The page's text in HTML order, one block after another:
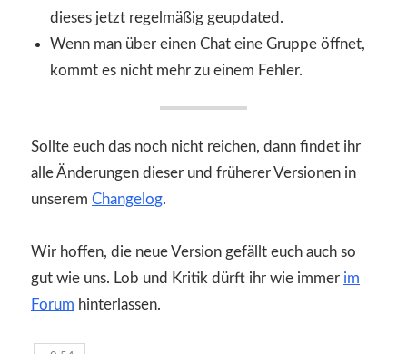
dieses jetzt regelmäßig geupdated.
Wenn man über einen Chat eine Gruppe öffnet,
kommt es nicht mehr zu einem Fehler.
Sollte euch das noch nicht reichen, dann findet ihr
alle Änderungen dieser und früherer Versionen in
unserem Changelog.
Wir hoffen, die neue Version gefällt euch auch so
gut wie uns. Lob und Kritik dürft ihr wie immer im
Forum hinterlassen.